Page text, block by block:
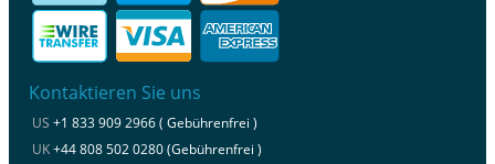
Kontaktieren Sie uns
US +1 833 909 2966 ( Gebührenfrei )
UK+44 808 502 0280 (Gebührenfrei )